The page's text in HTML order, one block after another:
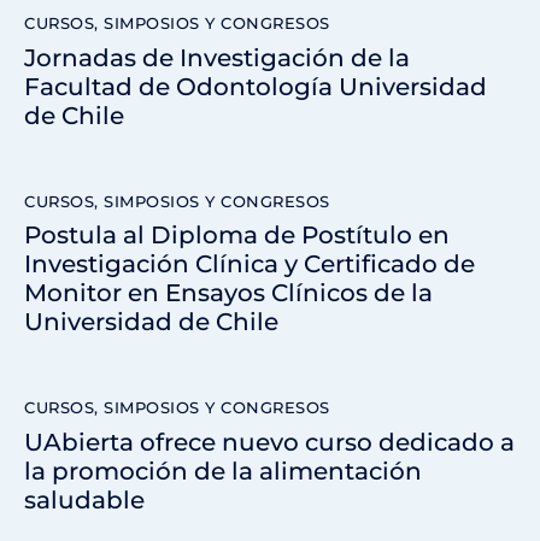
CURSOS, SIMPOSIOS Y CONGRESOS
Jornadas de Investigación de la
Facultad de Odontología Universidad
de Chile
CURSOS, SIMPOSIOS Y CONGRESOS
Postula al Diploma de Postítulo en
Investigación Clínica y Certificado de
Monitor en Ensayos Clínicos de la
Universidad de Chile
CURSOS, SIMPOSIOS Y CONGRESOS
UAbierta ofrece nuevo curso dedicado a
la promoción de la alimentación
saludable